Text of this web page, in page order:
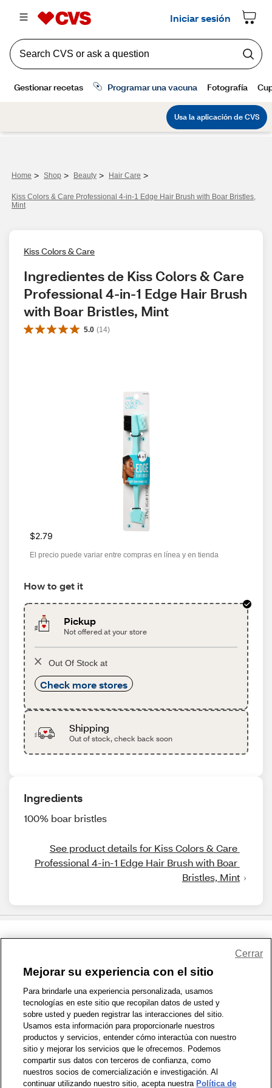
Home > Shop > Beauty > Hair Care >
Kiss Colors & Care Professional 4-in-1 Edge Hair Brush with Boar Bristles,
Mint
Kiss Colors & Care
Ingredientes de Kiss Colors & Care
Professional 4-in-1 Edge Hair Brush
with Boar Bristles, Mint
5.0 (14)
$2.79
El precio puede variar entre compras en línea y en tienda
How to get it
Pickup
Not offered at your store
Out Of Stock at
Check more stores
Shipping
Out of stock, check back soon
Ingredients
100% boar bristles
See product details for Kiss Colors & Care
Professional 4-in-1 Edge Hair Brush with Boar
Bristles, Mint
1-800-679-9691 | Contáctenos | Términos de Uso | Accesibilidad
Política de Privacidad | WA Privacy Policy | Mapa del sitio
Zona de Bienestar | © 1999 - 2026 CVS.com
Mejorar su experiencia con el sitio
Para brindarle una experiencia personalizada, usamos
tecnologías en este sitio que recopilan datos de usted y
sobre usted y pueden registrar las interacciones del sitio.
Usamos esta información para proporcionarle nuestros
productos y servicios, entender cómo interactúa con nuestro
sitio y mejorar los servicios que le ofrecemos. Podemos
compartir sus datos con terceros de confianza, como
nuestros socios de comercialización e investigación. Al
continuar utilizando nuestro sitio, acepta nuestra Política de
Cerrar